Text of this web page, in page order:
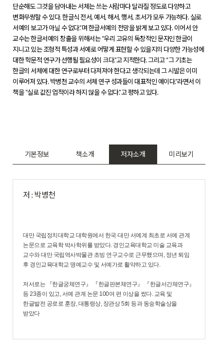
단순해도 그것을 담아내는 서체는 쓰는 사람마다 달라질 정도로 다양하고
변화무쌍할 수 있다. 한글식 전서, 예서, 해서, 행서, 초서가 모두 가능하다. 실로
서예의 보고가 아닐 수 없다.”며 한글서예의 전망을 밝게 보고 있다. 이어서 안
교수는 한글서예의 창출을 위해서는 “우리 고유의 독창적인 문자인 한글이
지니고 있는 조형적 특성과 서예로 어떻게 표현할 수 있을지의 다양한 가능성에
대한 학문적 연구가 선행될 필요성이 크다.”고 지적한다. 그리고 “그 기초는
한글의 서체에 대한 연구로부터 다져져야 한다고 생각되는데 그 시발은 이미
이루어져 있다. 박병천 교수의 서체 연구 성과들이 대표적인 예이다.”라면서 이
책을 “실로 값진 업적이라 하지 않을 수 없다.”고 평하고 있다.
기본정보 책소개 저자소개 미리보기
저 : 박병천
대만 국립정치대학교 대학원에서 한국·대만 서예계 최초로 서예 관계
논문으로 교육학 박사학위를 받았다. 경인교육대학교 미술 교육과
교수와 대만 국립역사박물관 초빙 연구교수로 근무했으며, 정년 퇴임
후 경인교육대학교 명예교수 및 서예가로 활약하고 있다.
저서로는 『한글궁체연구』 『한글판본체연구』 『한글서간체연구』
등 23종이 있고, 서예 관계 논문 100여 편 이상을 썼다. 교육 및
한글발전 공로로 훈장, 대통령상, 장관상 5회 등과 동숭학술상을
받았다